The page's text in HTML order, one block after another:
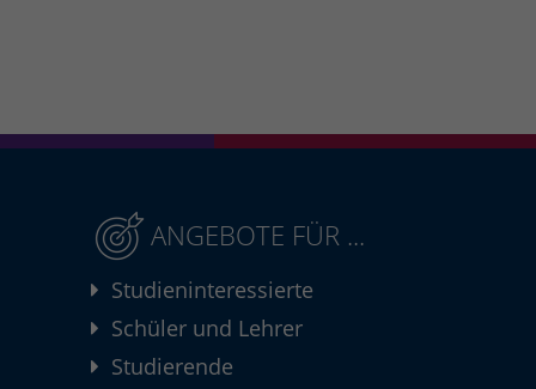
ANGEBOTE FÜR ...
Studieninteressierte
Schüler und Lehrer
Studierende